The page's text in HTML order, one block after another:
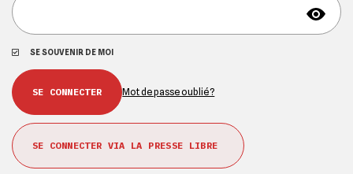
SE SOUVENIR DE MOI
Mot de passe oublié ?
SE CONNECTER VIA LA PRESSE LIBRE